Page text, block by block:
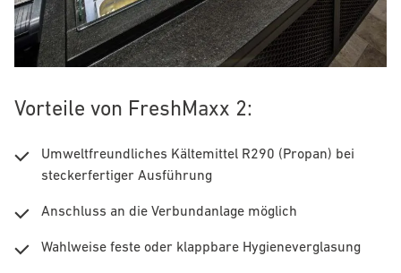
Vorteile von FreshMaxx 2:
Umweltfreundliches Kältemittel R290 (Propan) bei
steckerfertiger Ausführung
Anschluss an die Verbundanlage möglich
Wahlweise feste oder klappbare Hygieneverglasung